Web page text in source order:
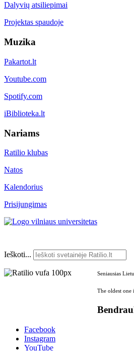
Dalyvių atsiliepimai
Projektas spaudoje
Muzika
Pakartot.lt
Youtube.com
Spotify.com
iBiblioteka.lt
Nariams
Ratilio klubas
Natos
Kalendorius
Prisijungimas
Ieškoti...
Seniausias
The oldest one
Facebook
Instagram
YouTube